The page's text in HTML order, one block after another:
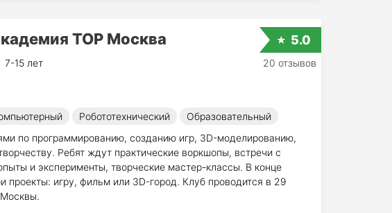
TOP Москва
7-15 лет
Робототехнический
Образовательный
по программированию, созданию игр, 3D-моделированию,
Ребят ждут практические воркшопы, встречи с
и эксперименты, творческие мастер-классы. В конце
проекты: игру, фильм или 3D-город. Клуб проводится в 29
5.0
20 отзывов